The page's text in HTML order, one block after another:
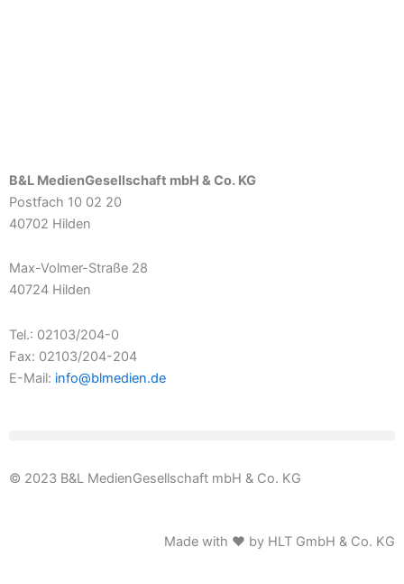
B&L MedienGesellschaft mbH & Co. KG
Postfach 10 02 20
40702 Hilden
Max-Volmer-Straße 28
40724 Hilden
Tel.: 02103/204-0
Fax: 02103/204-204
E-Mail: info@blmedien.de
© 2023 B&L MedienGesellschaft mbH & Co. KG
Made with ♥ by HLT GmbH & Co. KG